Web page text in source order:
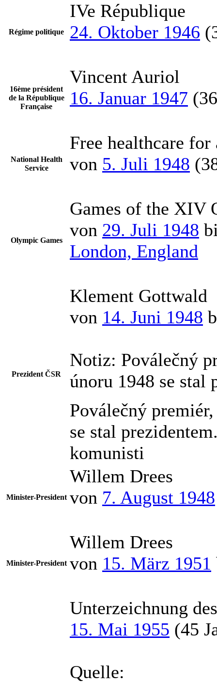
Régime politique
IVe République
24. Oktober 1946
16ème président
de la République
Française
Vincent Auriol
16. Januar 1947
National Health
Service
Free healthcare for
von 5. Juli 1948
Olympic Games
Games of the XIV
von 29. Juli 1948
London, England
Prezident ČSR
Klement Gottwald
von 14. Juni 1948
Notiz: Poválečný
únoru 1948 se
Poválečný
se stal
komunisti
Minister-President
Willem Drees
von 7. August 1948
Minister-President
Willem Drees
von 15. März 1951
Unterzeichnung
15. Mai 1955 (45
Quelle: